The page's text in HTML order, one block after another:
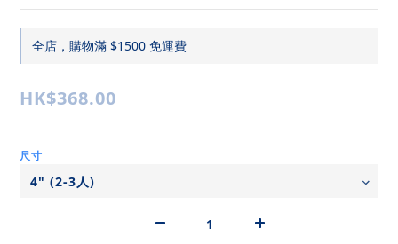
全店，購物滿 $1500 免運費
HK$368.00
尺寸